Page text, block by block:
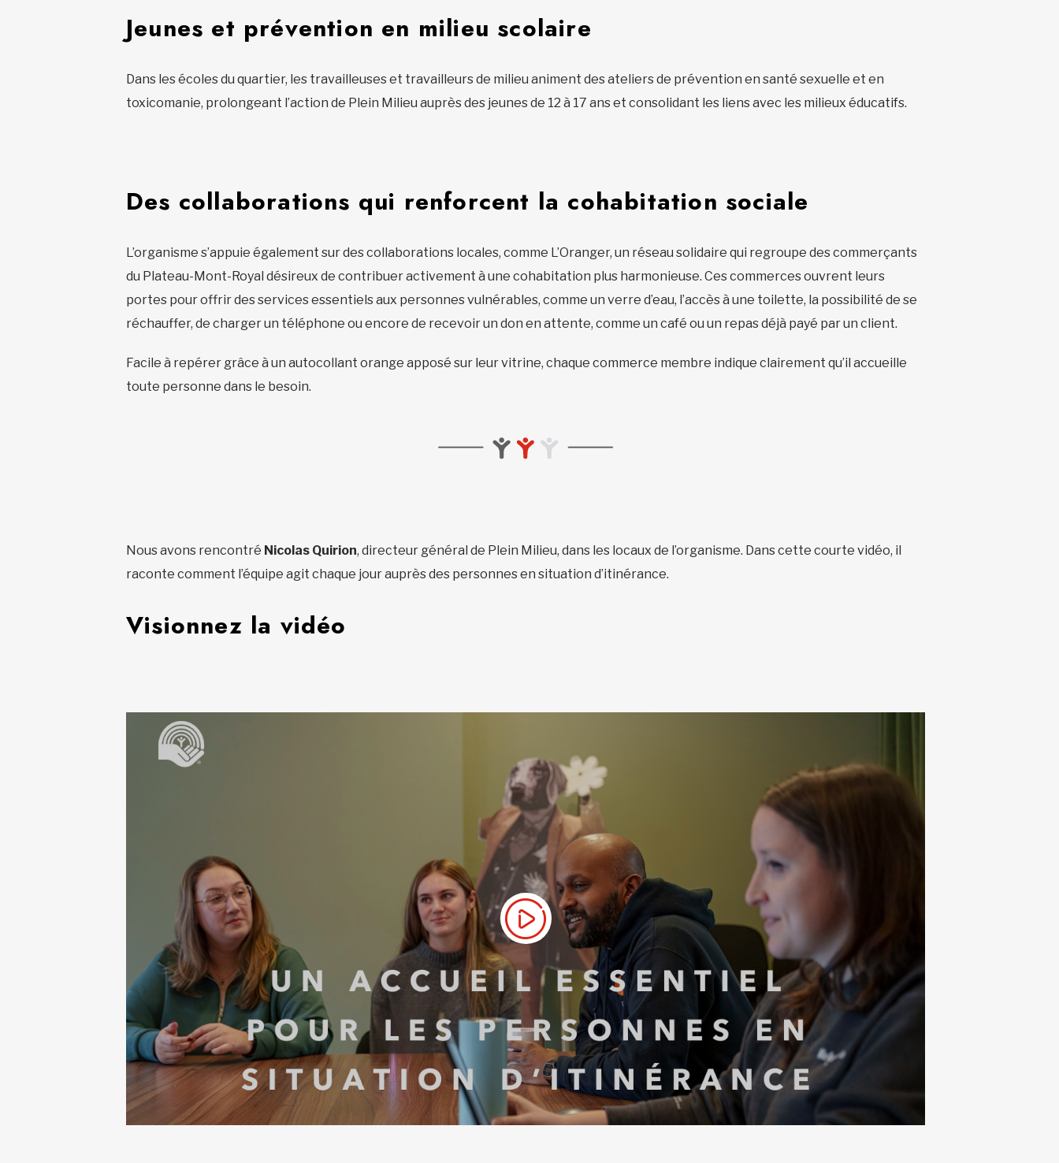
Jeunes et prévention en milieu scolaire
Dans les écoles du quartier, les travailleuses et travailleurs de milieu animent des ateliers de prévention en santé sexuelle et en
toxicomanie, prolongeant l’action de Plein Milieu auprès des jeunes de 12 à 17 ans et consolidant les liens avec les milieux éducatifs.
Des collaborations qui renforcent la cohabitation sociale
L’organisme s’appuie également sur des collaborations locales, comme L’Oranger, un réseau solidaire qui regroupe des commerçants
du Plateau-Mont-Royal désireux de contribuer activement à une cohabitation plus harmonieuse. Ces commerces ouvrent leurs
portes pour offrir des services essentiels aux personnes vulnérables, comme un verre d’eau, l’accès à une toilette, la possibilité de se
réchauffer, de charger un téléphone ou encore de recevoir un don en attente, comme un café ou un repas déjà payé par un client.
Facile à repérer grâce à un autocollant orange apposé sur leur vitrine, chaque commerce membre indique clairement qu’il accueille
toute personne dans le besoin.
Nous avons rencontré Nicolas Quirion, directeur général de Plein Milieu, dans les locaux de l’organisme. Dans cette courte vidéo, il
raconte comment l’équipe agit chaque jour auprès des personnes en situation d’itinérance.
Visionnez la vidéo